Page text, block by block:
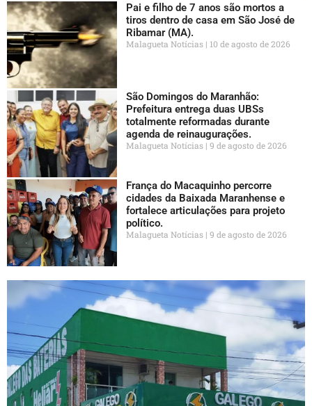
Pai e filho de 7 anos são mortos a
tiros dentro de casa em São José de
Ribamar (MA).
Malagueta Notícias 10 de agosto de 2026
São Domingos do Maranhão:
Prefeitura entrega duas UBSs
totalmente reformadas durante
agenda de reinaugurações.
Malagueta Notícias 9 de agosto de 2026
França do Macaquinho percorre
cidades da Baixada Maranhense e
fortalece articulações para projeto
político.
Malagueta Notícias 9 de agosto de 2026